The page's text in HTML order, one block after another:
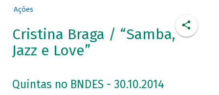
Ações
Cristina Braga / “Samba,
Jazz e Love”
Quintas no BNDES - 30.10.2014